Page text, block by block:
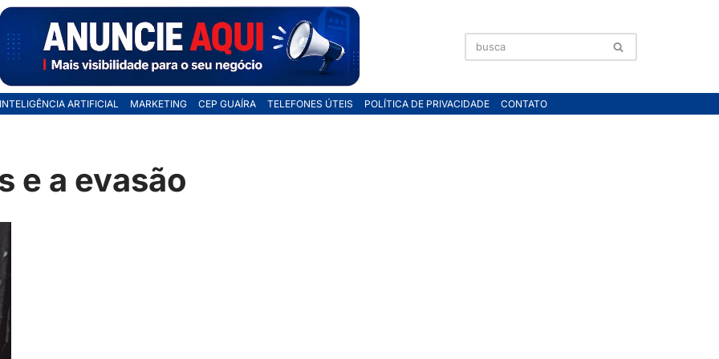
INTELIGÊNCIA ARTIFICIAL MARKETING CEP GUAÍRA TELEFONES ÚTEIS POLÍTICA DE PRIVACIDADE CONTATO
e a evasão